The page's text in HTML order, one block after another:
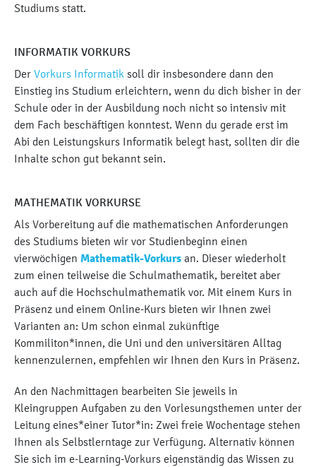
Studiums statt.
INFORMATIK VORKURS
Der Vorkurs Informatik soll dir insbesondere dann den
Einstieg ins Studium erleichtern, wenn du dich bisher in der
Schule oder in der Ausbildung noch nicht so intensiv mit
dem Fach beschäftigen konntest. Wenn du gerade erst im
Abi den Leistungskurs Informatik belegt hast, sollten dir die
Inhalte schon gut bekannt sein.
MATHEMATIK VORKURSE
Als Vorbereitung auf die mathematischen Anforderungen
des Studiums bieten wir vor Studienbeginn einen
vierwöchigen Mathematik-Vorkurs an. Dieser wiederholt
zum einen teilweise die Schulmathematik, bereitet aber
auch auf die Hochschulmathematik vor. Mit einem Kurs in
Präsenz und einem Online-Kurs bieten wir Ihnen zwei
Varianten an: Um schon einmal zukünftige
Kommiliton*innen, die Uni und den universitären Alltag
kennenzulernen, empfehlen wir Ihnen den Kurs in Präsenz.
An den Nachmittagen bearbeiten Sie jeweils in
Kleingruppen Aufgaben zu den Vorlesungsthemen unter der
Leitung eines*einer Tutor*in: Zwei freie Wochentage stehen
Ihnen als Selbstlerntage zur Verfügung. Alternativ können
Sie sich im e-Learning-Vorkurs eigenständig das Wissen zu